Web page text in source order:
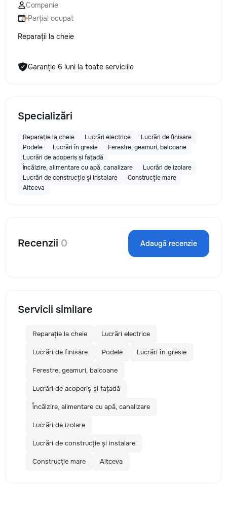
la fiecare detaliu. Contactați-ne
pentru o consultație gratuită și un
+373 603 31 178 Viber | WhatsApp
gratuit Consultanță profesională
ideile în locuințe confortabile,
moderne și funcționale! Calitatea
dumneavoastră!
Companie
Parțial ocupat
Reparații la cheie
Garanție 6 luni la toate serviciile
Specializări
Reparație la cheie Lucrări electrice
Lucrări de finisare
Podele
Lucrări în gresie
Ferestre, geamuri, balcoane
Lucrări de acoperiș și fațadă
Încălzire, alimentare cu apă, canalizare
Lucrări de izolare
Lucrări de construcție și instalare
Construcție mare
Altceva
Recenzii 0 Adaugă recenzie
Servicii similare
Reparație la cheie Lucrări electrice
Lucrări de finisare Podele Lucrări în gresie
Ferestre, geamuri, balcoane
Lucrări de acoperiș și fațadă
Încălzire, alimentare cu apă, canalizare
Lucrări de izolare
Lucrări de construcție și instalare
Construcție mare Altceva